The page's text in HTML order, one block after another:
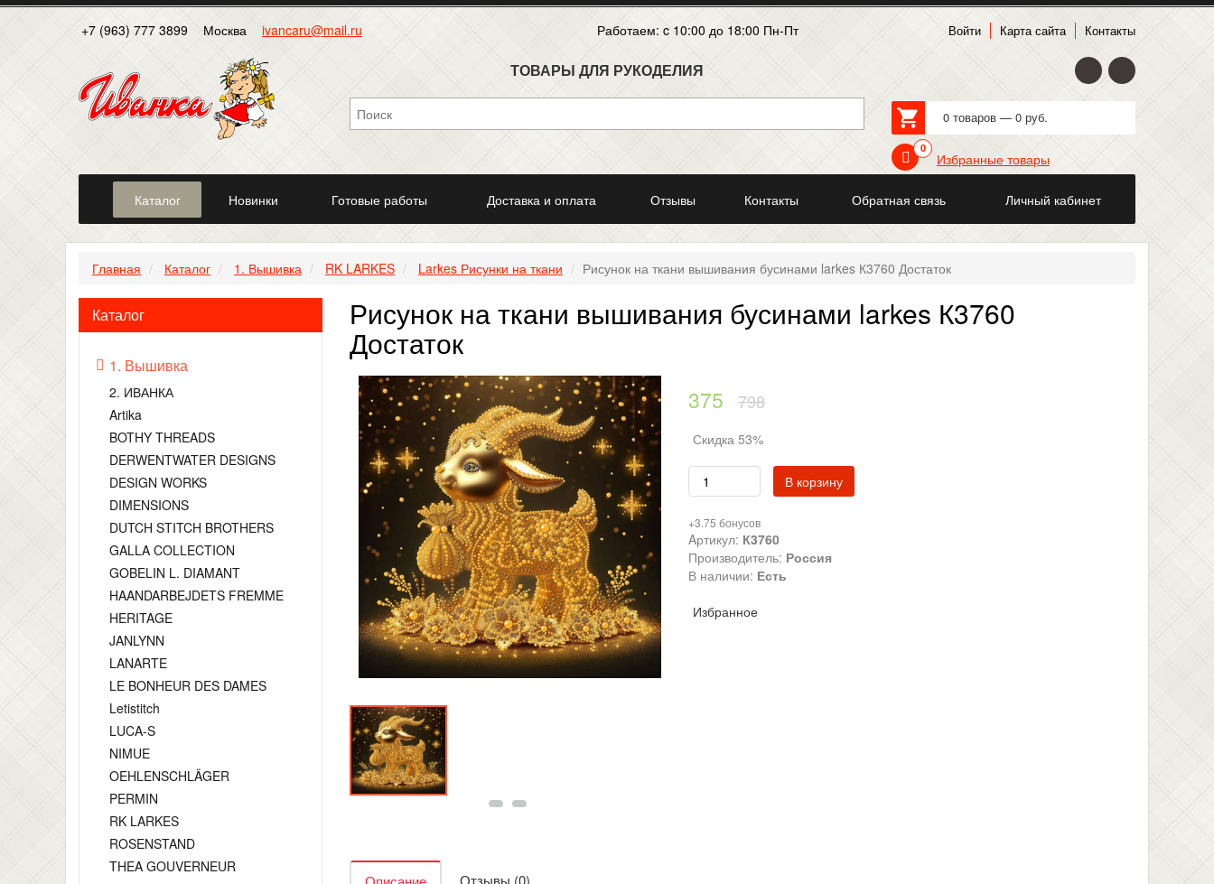
+7 (963) 777 3899 Москва ivancaru@mail.ru Работаем: c 10:00 до 18:00 Пн-Пт Войти Карта сайта Контакты
ТОВАРЫ ДЛЯ РУКОДЕЛИЯ
0 товаров — 0 руб.
0
Избранные товары
Каталог Новинки Готовые работы Доставка и оплата Отзывы Контакты Обратная связь Личный кабинет
Главная Каталог 1. Вышивка RK LARKES Larkes Рисунки на ткани Рисунок на ткани вышивания бусинами larkes К3760 Достаток
Каталог
1. Вышивка
2. ИВАНКА
Artika
BOTHY THREADS
DERWENTWATER DESIGNS
DESIGN WORKS
DIMENSIONS
DUTCH STITCH BROTHERS
GALLA COLLECTION
GOBELIN L. DIAMANT
HAANDARBEJDETS FREMME
HERITAGE
JANLYNN
LANARTE
LE BONHEUR DES DAMES
Letistitch
LUCA-S
NIMUE
OEHLENSCHLÄGER
PERMIN
RK LARKES
ROSENSTAND
THEA GOUVERNEUR
Рисунок на ткани вышивания бусинами larkes К3760
Достаток
375 798
Скидка 53%
В корзину
+3.75 бонусов
Aртикул: К3760
Производитель: Россия
В наличии: Есть
Избранное
Отзывы (0)